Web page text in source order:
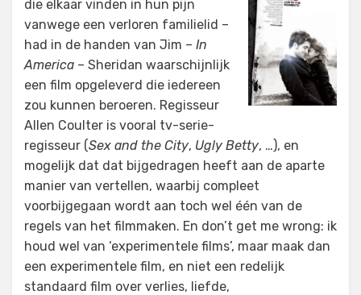
die elkaar vinden in hun pijn
vanwege een verloren familielid –
had in de handen van Jim – In
America – Sheridan waarschijnlijk
een film opgeleverd die iedereen
zou kunnen beroeren. Regisseur
Allen Coulter is vooral tv-serie-
regisseur (Sex and the City, Ugly Betty, …), en
mogelijk dat dat bijgedragen heeft aan de aparte
manier van vertellen, waarbij compleet
voorbijgegaan wordt aan toch wel één van de
regels van het filmmaken. En don’t get me wrong: ik
houd wel van ‘experimentele films’, maar maak dan
een experimentele film, en niet een redelijk
standaard film over verlies, liefde,